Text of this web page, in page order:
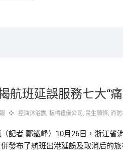
航班延誤服務七大“
控油沐浴露, 板橋禮儀公司, 民生頭條,消
（記者 鄭鐵峰）10月26日，浙江省
發布了航班出港延誤及取消后的旅